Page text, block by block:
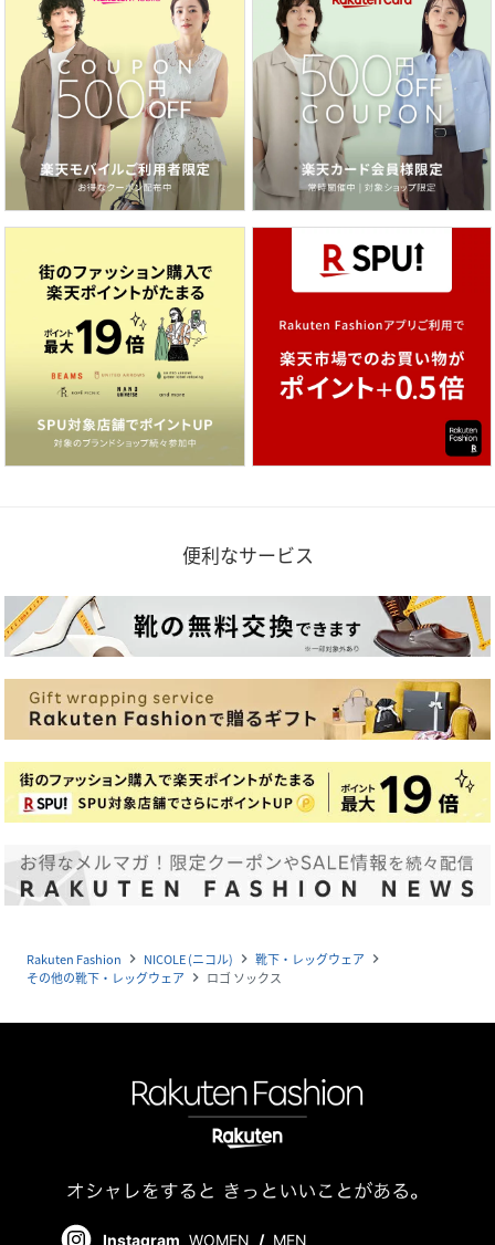
便利なサービス
Rakuten Fashion navigate_next NICOLE (ニコル) navigate_next 靴下・レッグウェア navigate_next
その他の靴下・レッグウェア navigate_next ロゴ ソックス
Instagram WOMEN / MEN